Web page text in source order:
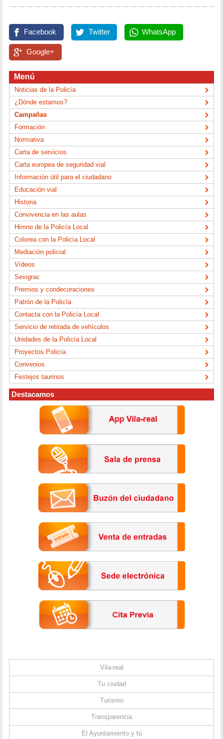
Facebook Twitter WhatsApp
Google+
Menú
Noticias de la Policía
¿Dónde estamos?
Campañas
Formación
Normativa
Carta de servicios
Carta europea de seguridad vial
Información útil para el ciudadano
Educación vial
Historia
Convivencia en las aulas
Himno de la Policía Local
Colorea con la Policía Local
Mediación policial
Vídeos
Sevigrac
Premios y condecoraciones
Patrón de la Policía
Contacta con la Policía Local
Servicio de retirada de vehículos
Unidades de la Policía Local
Proyectos Policía
Convenios
Festejos taurinos
Destacamos
Vila-real
Tu ciudad
Turismo
Transparencia
El Ayuntamiento y tú